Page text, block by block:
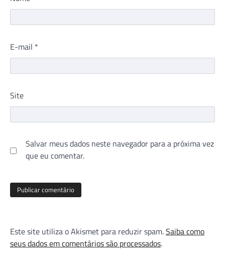
E-mail *
Site
Salvar meus dados neste navegador para a próxima vez
que eu comentar.
Este site utiliza o Akismet para reduzir spam.Saiba como
seus dados em comentários são processados.